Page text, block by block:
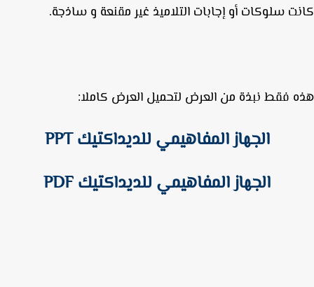
سلوكات أو إجابات التلاميذ غير مقنعة و ساذجة.
فقط نبذة من العرض لتحميل العرض كاملا:
الجهاز المفاهيمي للديداكتيك PPT
الجهاز المفاهيمي للديداكتيك PDF